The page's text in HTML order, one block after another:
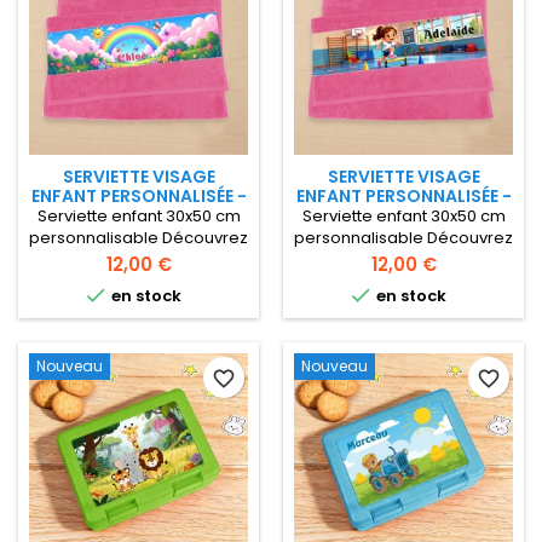
SERVIETTE VISAGE
ENFANT PERSONNALISÉE -
ARC-EN-CIEL
Serviette enfant 30x50 cm
personnalisable Découvrez
notre serviette
personnalisable 30x50 cm,
idéale pour l'école et les
activités périscolaires.
accompagner votre fillette
au quotidien ! Serviette en
éponge 400gr
Prix
12,00 €
 en stock
SERVIETTE VISAGE
ENFANT PERSONNALISÉE -
COULEUR ROSE
Serviette enfant 30x50 cm
personnalisable Découvrez
notre serviette
personnalisable 30x50 cm,
idéale pour l'école et les
activités périscolaires.
accompagner votre fillette
au quotidien ! Serviette en
éponge 400gr
Prix
12,00 €
 en stock
Nouveau
favorite_border
Nouveau
favorite_border